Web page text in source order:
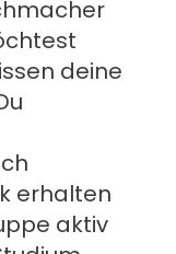
deine
erhalten
aktiv